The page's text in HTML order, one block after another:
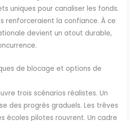
uniques pour canaliser les fonds.
renforceraient la confiance. À ce
devient un atout durable,
de blocage et options de
trois scénarios réalistes. Un
des progrès graduels. Les trêves
écoles pilotes rouvrent. Un cadre